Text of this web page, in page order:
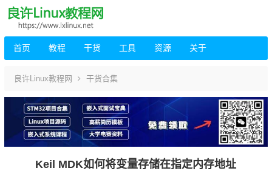
首页 教程 干货 工具 资源 关于
良许Linux教程网 干货合集
Keil MDK如何将变量存储在指定内存地址